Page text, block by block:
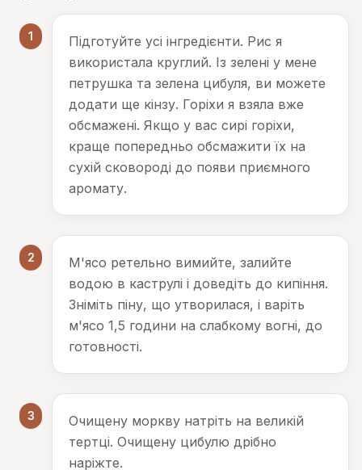
1
Підготуйте усі інгредієнти. Рис я
використала круглий. Із зелені у мене
петрушка та зелена цибуля, ви можете
додати ще кінзу. Горіхи я взяла вже
обсмажені. Якщо у вас сирі горіхи,
краще попередньо обсмажити їх на
сухій сковороді до появи приємного
аромату.
2
М'ясо ретельно вимийте, залийте
водою в каструлі і доведіть до кипіння.
Зніміть піну, що утворилася, і варіть
м'ясо 1,5 години на слабкому вогні, до
готовності.
3
Очищену моркву натріть на великій
тертці. Очищену цибулю дрібно
наріжте.